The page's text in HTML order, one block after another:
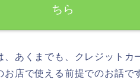
ちら
あくまでも、クレジットカ
店で使える前提でのお話で